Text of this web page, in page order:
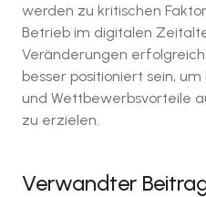
werden zu kritischen
Betrieb im digitalen
Veränderungen
besser positioniert sein,
und Wettbewerbsvorteile
zu erzielen.
Verwandter